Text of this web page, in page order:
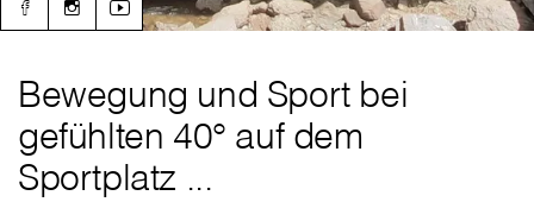
Bewegung und Sport bei
gefühlten 40° auf dem
Sportplatz ...